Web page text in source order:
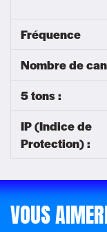
Fréquence
Nombre de
5 tons :
IP (Indice de
Protection) :
VOUS